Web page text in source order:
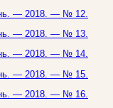
— 2018. — № 12.
— 2018. — № 13.
— 2018. — № 14.
— 2018. — № 15.
— 2018. — № 16.